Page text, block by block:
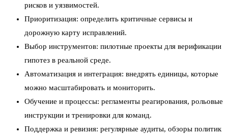
рисков и уязвимостей.
Приоритизация: определить критичные сервисы и
дорожную карту исправлений.
Выбор инструментов: пилотные проекты для верификации
гипотез в реальной среде.
Автоматизация и интеграция: внедрять единицы, которые
можно масштабировать и мониторить.
Обучение и процессы: регламенты реагирования, рольовые
инструкции и тренировки для команд.
Поддержка и ревизия: регулярные аудиты, обзоры политик